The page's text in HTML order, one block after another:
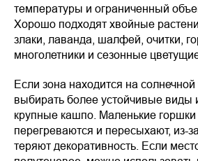
температуры и ограниченный
Хорошо подходят хвойные
злаки, лаванда, шалфей, очитки,
многолетники и сезонные
Если зона находится на
выбирать более устойчивые виды
крупные кашпо. Маленькие
перегреваются и пересыхают, из-
теряют декоративность. Если